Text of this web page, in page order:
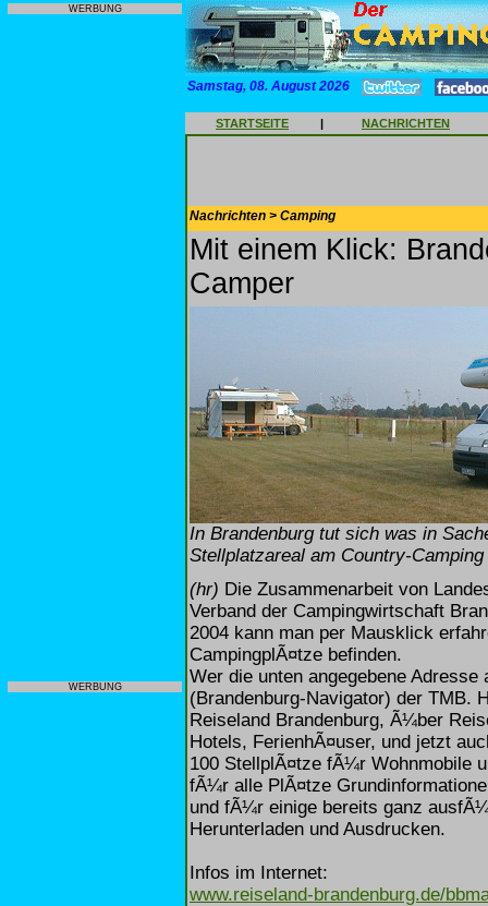
WERBUNG
WERBUNG
Samstag, 08. August 2026
STARTSEITE | NACHRICHTEN
Nachrichten > Camping
Mit einem Klick:
Camper
In Brandenburg tut sich was in
Stellplatzareal am Country-
(hr) Die Zusammenarbeit von
Verband der Campingwirtschaft
2004 kann man per Mausklick
CampingplÃ¤tze befinden.
Wer die unten angegebene
(Brandenburg-Navigator) der TMB.
Reiseland Brandenburg, Ã¼ber
Hotels, FerienhÃ¤user, und jetzt
100 StellplÃ¤tze fÃ¼r Wohnmobile
fÃ¼r alle PlÃ¤tze
und fÃ¼r einige bereits ganz
Herunterladen und Ausdrucken.
Infos im Internet:
www.reiseland-brandenburg.de/